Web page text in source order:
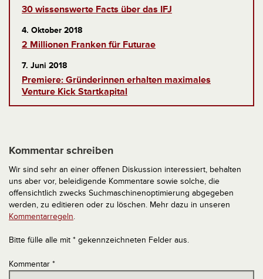
30 wissenswerte Facts über das IFJ
4. Oktober 2018
2 Millionen Franken für Futurae
7. Juni 2018
Premiere: Gründerinnen erhalten maximales
Venture Kick Startkapital
Kommentar schreiben
Wir sind sehr an einer offenen Diskussion interessiert, behalten
uns aber vor, beleidigende Kommentare sowie solche, die
offensichtlich zwecks Suchmaschinenoptimierung abgegeben
werden, zu editieren oder zu löschen. Mehr dazu in unseren
Kommentarregeln.
Bitte fülle alle mit * gekennzeichneten Felder aus.
Kommentar *